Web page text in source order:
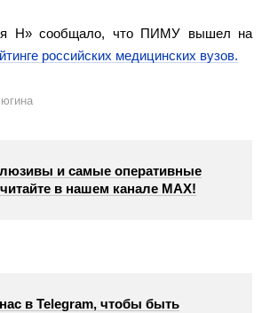
Н» сообщало, что ПИМУ вышел на
российских медицинских вузов.
и самые оперативные
в нашем канале МАХ!
в Telegram, чтобы быть